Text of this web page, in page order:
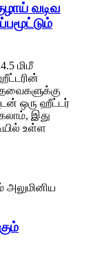
வடிவ
மிமீ
ஒரு ஹீட்டர்
இது
உள்ள